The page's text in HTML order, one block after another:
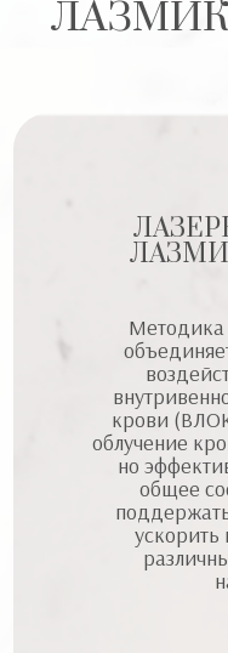
Методика
крови
облучение
но
общее
ускорить